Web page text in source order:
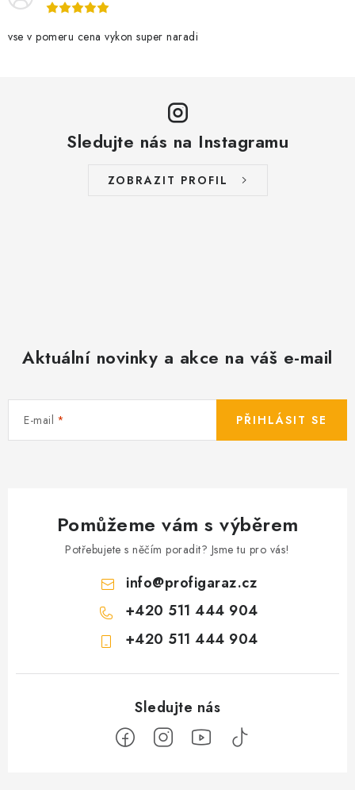
vse v pomeru cena vykon super naradi
Sledujte nás na Instagramu
ZOBRAZIT PROFIL
Aktuální novinky a akce na váš e-mail
E-mail PŘIHLÁSIT SE
Pomůžeme vám s výběrem
Potřebujete s něčím poradit? Jsme tu pro vás!
info@profigaraz.cz
+420 511 444 904
+420 511 444 904